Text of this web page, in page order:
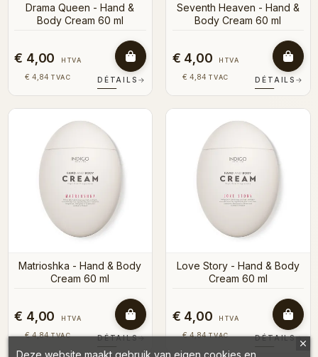
Drama Queen - Hand &
Body Cream 60 ml
€ 4,00 HTVA
€ 4,84 TVAC DÉTAILS →
Seventh Heaven - Hand &
Body Cream 60 ml
€ 4,00 HTVA
€ 4,84 TVAC DÉTAILS →
Matrioshka - Hand & Body
Cream 60 ml
€ 4,00 HTVA
€ 4,84 TVAC DÉTAILS→
Love Story - Hand & Body
Cream 60 ml
€ 4,00 HTVA
€ 4,84 TVAC DÉTAILS→
Deze website maakt gebruik van eigen cookies en